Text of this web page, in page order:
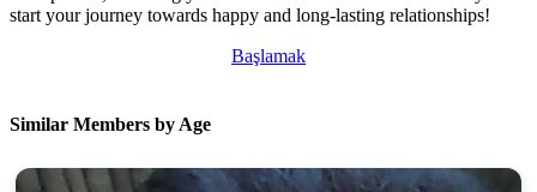
start your journey towards happy and long-lasting relationships!
Başlamak
Similar Members by Age